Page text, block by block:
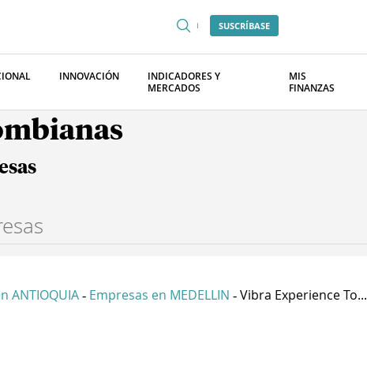
SUSCRÍBASE
INNOVACIÓN
INDICADORES Y
MERCADOS
MIS
FINANZAS
ANTIOQUIA - Empresas en MEDELLIN - Vibra Experience To...